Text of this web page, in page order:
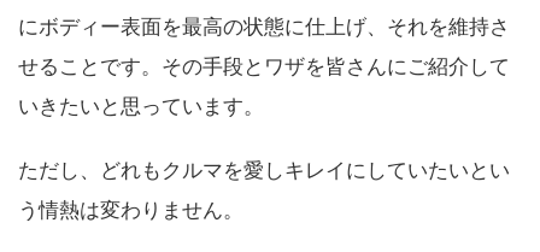
にボディー表面を最高の状態に仕上げ、それを維持さ
せることです。その手段とワザを皆さんにご紹介して
いきたいと思っています。
ただし、どれもクルマを愛しキレイにしていたいとい
う情熱は変わりません。